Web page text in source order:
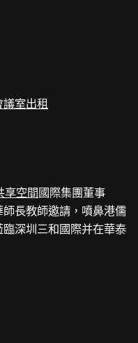
議室出租
享空間國際集團董事
長教師邀請，噴鼻港儒
深圳三和國際并在華泰